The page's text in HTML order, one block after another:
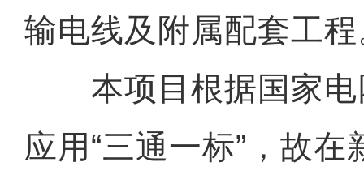
输电线及附属配套工
本项目根据国家电
应用“三通一标”，故